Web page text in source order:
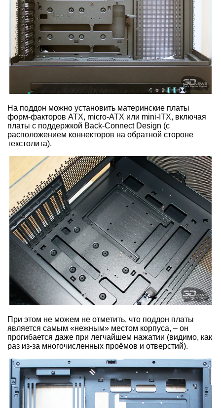
На поддон можно установить материнские платы
форм-факторов ATX, micro-ATX или mini-ITX, включая
платы с поддержкой Back-Connect Design (с
расположением коннекторов на обратной стороне
текстолита).
При этом не можем не отметить, что поддон платы
является самым «нежным» местом корпуса, – он
прогибается даже при легчайшем нажатии (видимо, как
раз из-за многочисленных проёмов и отверстий).